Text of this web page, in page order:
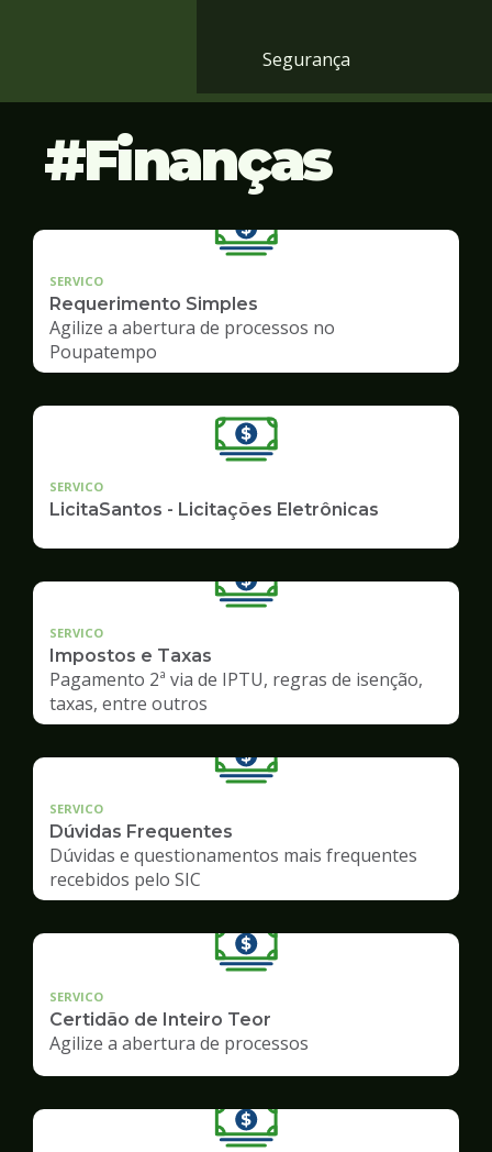
Segurança
Finanças
SERVICO
Requerimento Simples
Agilize a abertura de processos no
Poupatempo
SERVICO
LicitaSantos - Licitações Eletrônicas
SERVICO
Impostos e Taxas
Pagamento 2ª via de IPTU, regras de isenção,
taxas, entre outros
SERVICO
Dúvidas Frequentes
Dúvidas e questionamentos mais frequentes
recebidos pelo SIC
SERVICO
Certidão de Inteiro Teor
Agilize a abertura de processos